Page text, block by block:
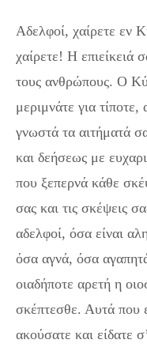
Αδελφοί, χαίρετε εν
χαίρετε! Η επιείκειά
τους ανθρώπους. Ο
μεριμνάτε για τίποτε,
γνωστά τα αιτήματά
και δεήσεως με
που ξεπερνά κάθε
σας και τις σκέψεις
αδελφοί, όσα είναι
όσα αγνά, όσα
οιαδήποτε αρετή η
σκέπτεσθε. Αυτά που
ακούσατε και είδατε